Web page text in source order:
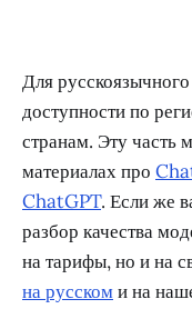
Для
доступности по
странам. Эту часть
материалах про
ChatGPT. Если же
разбор качества
на тарифы, но и на
на русскоми на